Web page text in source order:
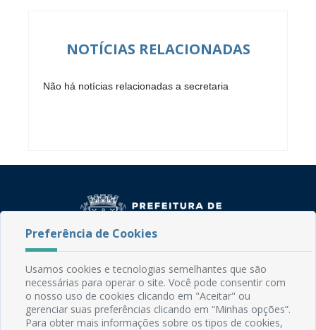
NOTÍCIAS RELACIONADAS
Não há notícias relacionadas a secretaria
Rua do Imperador, 78, Centro
CEP: 58.280-000 - Mamanguape/PB
Fone: (83) 3292-2246
Email: comunicacao@mamanguape.pb.gov.br
Preferência de Cookies
Usamos cookies e tecnologias semelhantes que são
necessárias para operar o site. Você pode consentir com
o nosso uso de cookies clicando em "Aceitar" ou
gerenciar suas preferências clicando em “Minhas opções”.
Para obter mais informações sobre os tipos de cookies,